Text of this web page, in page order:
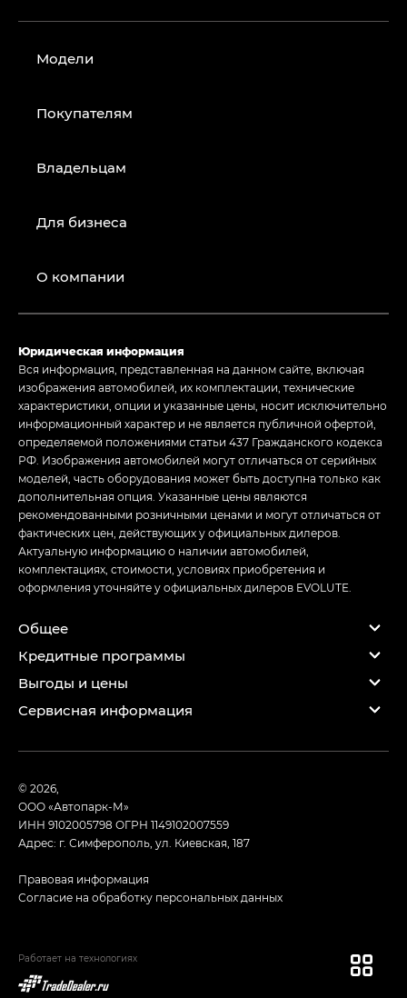
Модели
Покупателям
Владельцам
Для бизнеса
О компании
Юридическая информация
Вся информация, представленная на данном сайте, включая
изображения автомобилей, их комплектации, технические
характеристики, опции и указанные цены, носит исключительно
информационный характер и не является публичной офертой,
определяемой положениями статьи 437 Гражданского кодекса
РФ. Изображения автомобилей могут отличаться от серийных
моделей, часть оборудования может быть доступна только как
дополнительная опция. Указанные цены являются
рекомендованными розничными ценами и могут отличаться от
фактических цен, действующих у официальных дилеров.
Актуальную информацию о наличии автомобилей,
комплектациях, стоимости, условиях приобретения и
оформления уточняйте у официальных дилеров EVOLUTE.
Общее
Кредитные программы
Выгоды и цены
Сервисная информация
© 2026,
ООО «Автопарк-М»
ИНН 9102005798 ОГРН 1149102007559
Адрес: г. Симферополь, ул. Киевская, 187
Правовая информация
Согласие на обработку персональных данных
Работает на технологиях